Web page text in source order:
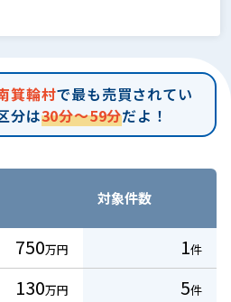
箕輪村で最も売買されてい
分は30分～59分だよ！
対象件数
750万円 1件
130万円 5件